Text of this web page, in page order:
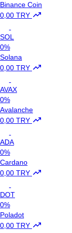
Binance Coin
0,00 TRY
SOL
0%
Solana
0,00 TRY
AVAX
0%
Avalanche
0,00 TRY
ADA
0%
Cardano
0,00 TRY
DOT
0%
Poladot
0,00 TRY